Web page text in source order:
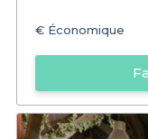
€ Économique